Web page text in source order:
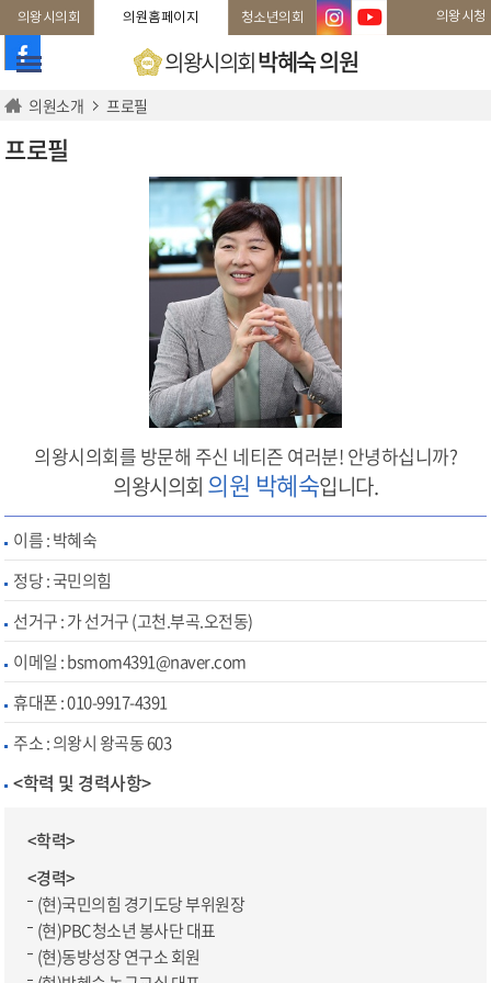
본문바로가기
의왕시의회 의원홈페이지 청소년의회 의왕시청
의왕시의회박혜숙 의원
의원소개 프로필
프로필
의왕시의회를 방문해 주신 네티즌 여러분! 안녕하십니까?
의왕시의회 의원 박혜숙입니다.
이름 :박혜숙
정당 :국민의힘
선거구 :가 선거구 (고천.부곡.오전동)
이메일 :bsmom4391@naver.com
휴대폰 :010-9917-4391
주소 :의왕시 왕곡동 603
<학력 및 경력사항>
<학력>
<경력>
(현)국민의힘 경기도당 부위원장
(현)PBC청소년 봉사단 대표
(현)동방성장 연구소 회원